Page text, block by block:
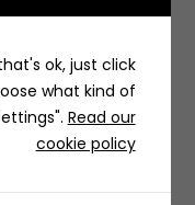
Shajarat Al-Durr| شجرة الدر
76V9+85 الخبر السعودية
ok, just click
what kind of
Read our
cookie policy